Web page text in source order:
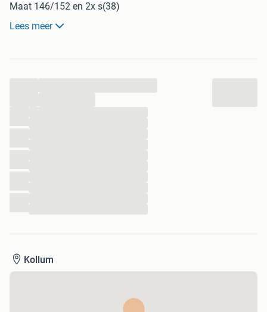
Maat 146/152 en 2x s(38)
De prijs is €195,- per pakje
Lees meer
Kollum